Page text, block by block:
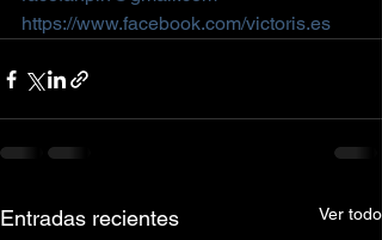
https://www.facebook.com/victoris.es
Entradas recientes Ver todo